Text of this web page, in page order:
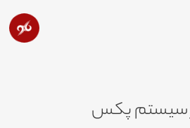
سیستم پکس